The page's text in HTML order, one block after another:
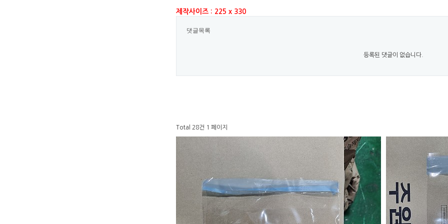
제작사이즈 : 225 x 330
댓글목록
등록된 댓글이 없습니다.
Total 28건 1 페이지